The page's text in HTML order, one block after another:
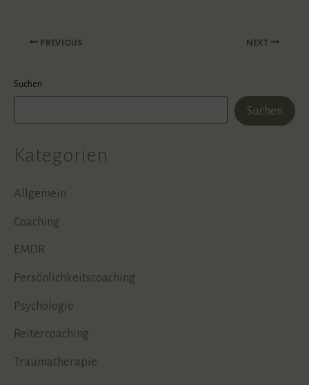
PREVIOUS NEXT
Suchen
Suchen
Kategorien
Allgemein
Coaching
EMDR
Persönlichkeitscoaching
Psychologie
Reitercoaching
Traumatherapie